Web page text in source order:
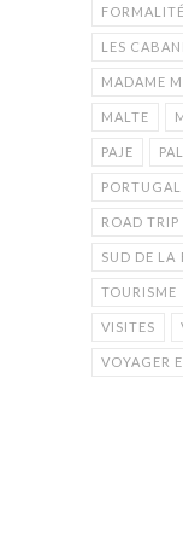
LES
MADAME
MALTE
PAJE
PORTUGAL
ROAD TRIP
SUD DE LA
TOURISME
VISITES
VOYAGER